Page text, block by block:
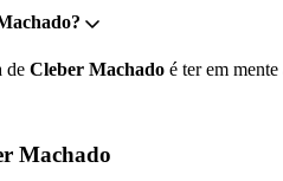
de Cleber Machado é ter em
Machado